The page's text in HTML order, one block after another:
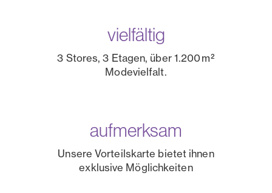
vielfältig
3 Stores, 3 Etagen, über 1.200 m²
Modevielfalt.
aufmerksam
Unsere Vorteilskarte bietet ihnen
exklusive Möglichkeiten